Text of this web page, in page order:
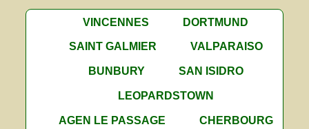
VINCENNES
DORTMUND
SAINT GALMIER
VALPARAISO
BUNBURY
SAN ISIDRO
LEOPARDSTOWN
AGEN LE PASSAGE
CHERBOURG